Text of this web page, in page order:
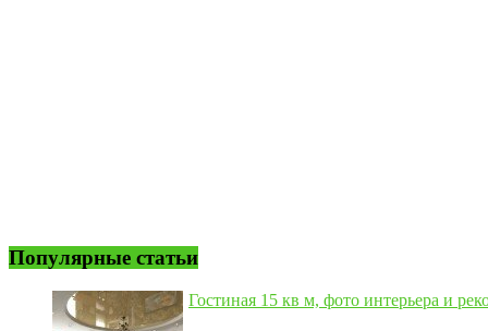
Популярные статьи
Гостиная 15 кв м, фото интерьера и